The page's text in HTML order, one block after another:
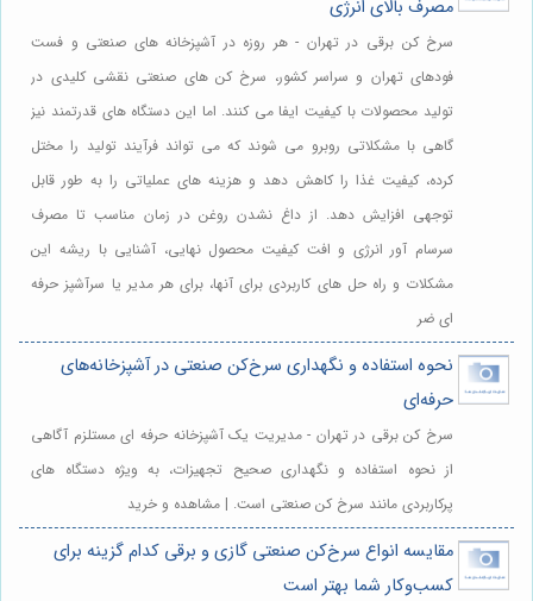
مصرف بالای انرژی
سرخ کن برقی در تهران - هر روزه در آشپزخانه های صنعتی و فست
فودهای تهران و سراسر کشور، سرخ کن های صنعتی نقشی کلیدی در
تولید محصولات با کیفیت ایفا می کنند. اما این دستگاه های قدرتمند نیز
گاهی با مشکلاتی روبرو می شوند که می تواند فرآیند تولید را مختل
کرده، کیفیت غذا را کاهش دهد و هزینه های عملیاتی را به طور قابل
توجهی افزایش دهد. از داغ نشدن روغن در زمان مناسب تا مصرف
سرسام آور انرژی و افت کیفیت محصول نهایی، آشنایی با ریشه این
مشکلات و راه حل های کاربردی برای آنها، برای هر مدیر یا سرآشپز حرفه
ای ضر
نحوه استفاده و نگهداری سرخ‌کن صنعتی در آشپزخانه‌های
حرفه‌ای
سرخ کن برقی در تهران - مدیریت یک آشپزخانه حرفه ای مستلزم آگاهی
از نحوه استفاده و نگهداری صحیح تجهیزات، به ویژه دستگاه های
پرکاربردی مانند سرخ کن صنعتی است. | مشاهده و خرید
مقایسه انواع سرخ‌کن صنعتی گازی و برقی کدام گزینه برای
کسب‌وکار شما بهتر است